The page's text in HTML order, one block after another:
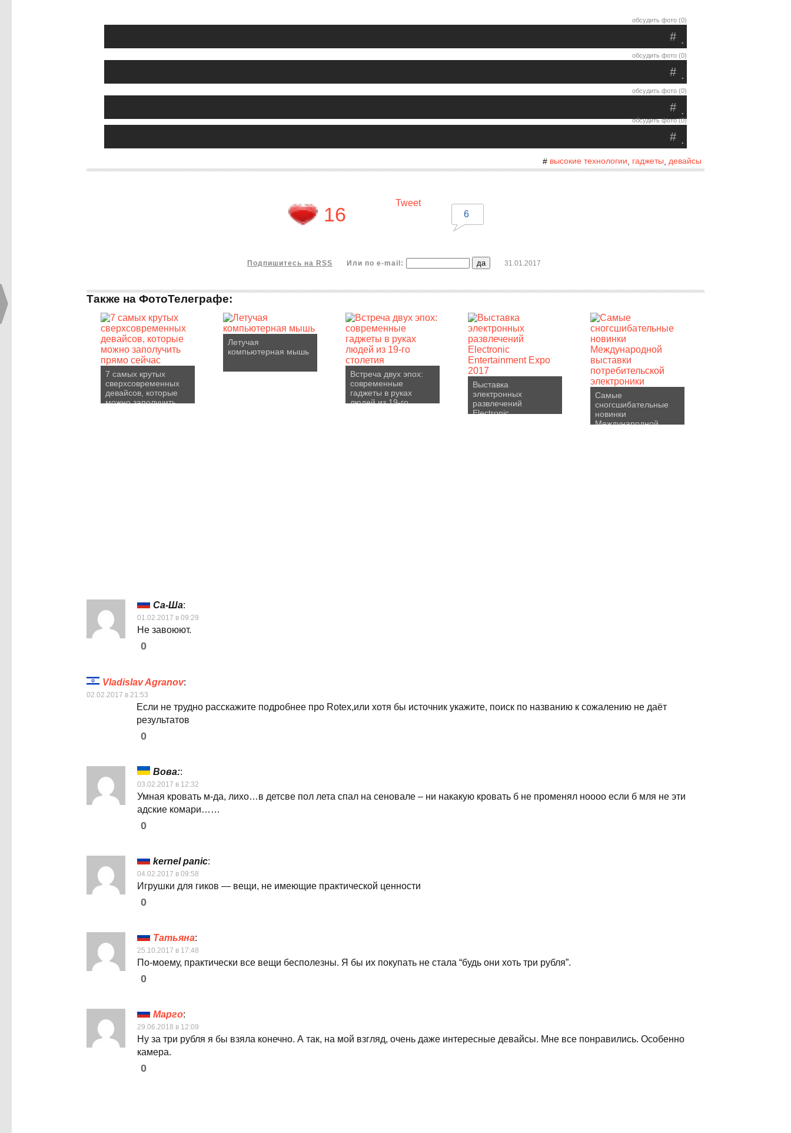
обсудить фото (0)
.
#
обсудить фото (0)
.
#
обсудить фото (0)
.
#
обсудить фото (0)
.
#
# высокие технологии гаджеты девайсы
16
Tweet
6
Подпишитесь на RSS Или по e-mail: 31.01.2017
Также на ФотоТелеграфе:
7 самых крутых
сверхсовременных
девайсов, которые
можно заполучить
Летучая
компьютерная мышь
Встреча двух эпох:
современные
гаджеты в руках
людей из 19-го
Выставка
электронных
развлечений
Electronic
Самые
сногсшибательные
новинки
Международной
Са-Ша:
01.02.2017 в 09:29
Не завоюют.
0
Vladislav Agranov:
02.02.2017 в 21:53
Если не трудно расскажите подробнее про Rotex,или хотя бы источник укажите, поиск по названию к сожалению не даёт
результатов
0
Вова::
03.02.2017 в 12:32
Умная кровать м-да, лихо…в детсве пол лета спал на сеновале – ни накакую кровать б не променял ноооо если б мля не эти
адские комари……
0
kernel panic:
04.02.2017 в 09:58
Игрушки для гиков — вещи, не имеющие практической ценности
0
Татьяна:
25.10.2017 в 17:48
По-моему, практически все вещи бесполезны. Я бы их покупать не стала “будь они хоть три рубля”.
0
Марго:
29.06.2018 в 12:09
Ну за три рубля я бы взяла конечно. А так, на мой взгляд, очень даже интересные девайсы. Мне все понравились. Особенно
камера.
0